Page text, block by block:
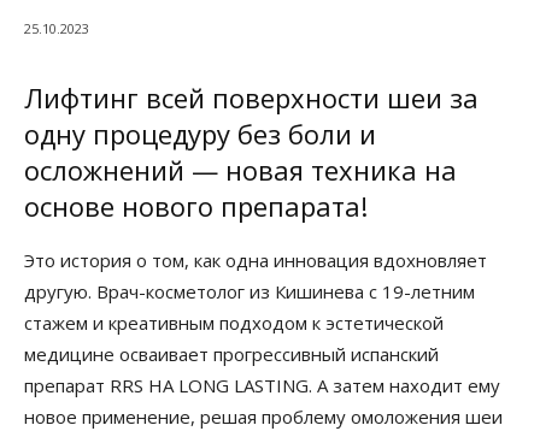
25.10.2023
Лифтинг всей поверхности шеи за
одну процедуру без боли и
осложнений — новая техника на
основе нового препарата!
Это история о том, как одна инновация вдохновляет
другую. Врач-косметолог из Кишинева с 19-летним
стажем и креативным подходом к эстетической
медицине осваивает прогрессивный испанский
препарат RRS HA LONG LASTING. А затем находит ему
новое применение, решая проблему омоложения шеи